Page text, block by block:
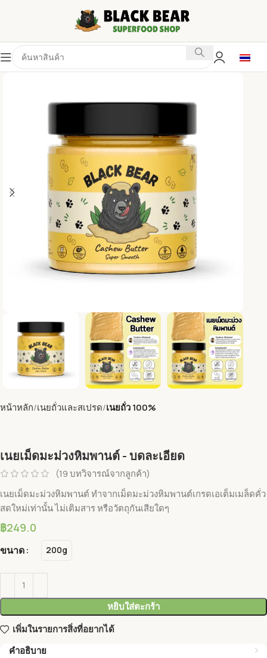
หน้าหลัก เนยถั่วและสเปรด เนยถั่ว 100%
เนยเม็ดมะม่วงหิมพานต์ - บดละเอียด
(19บทวิจารณ์จากลูกค้า)
เนยเม็ดมะม่วงหิมพานต์ ทำจากเม็ดมะม่วงหิมพานต์เกรดเอเต็มเมล็ดคั่ว
สดใหม่เท่านั้น ไม่เติมสาร หรือวัตถุกันเสียใดๆ
฿249.0
ขนาด 200g
หยิบใส่ตะกร้า
เพิ่มในรายการสิ่งที่อยากได้
คำอธิบาย